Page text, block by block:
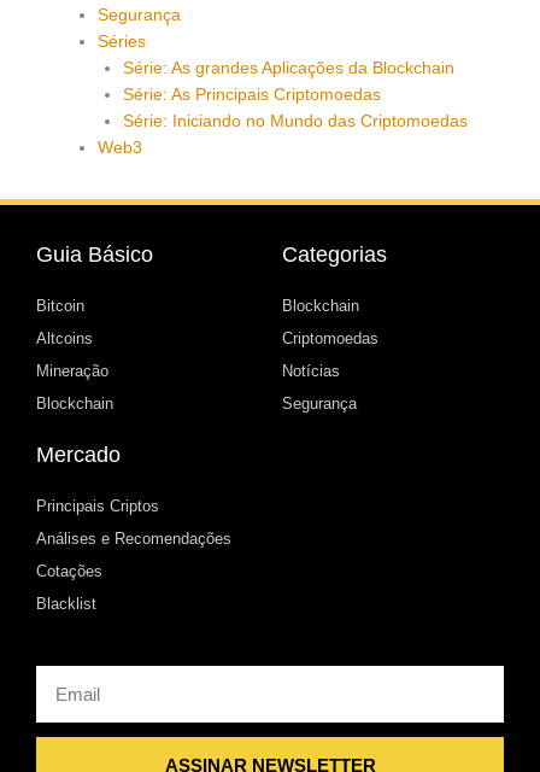
Segurança
Séries
Série: As grandes Aplicações da Blockchain
Série: As Principais Criptomoedas
Série: Iniciando no Mundo das Criptomoedas
Web3
Guia Básico
Bitcoin
Altcoins
Mineração
Blockchain
Categorias
Blockchain
Criptomoedas
Notícias
Segurança
Mercado
Principais Criptos
Análises e Recomendações
Cotações
Blacklist
ASSINAR NEWSLETTER